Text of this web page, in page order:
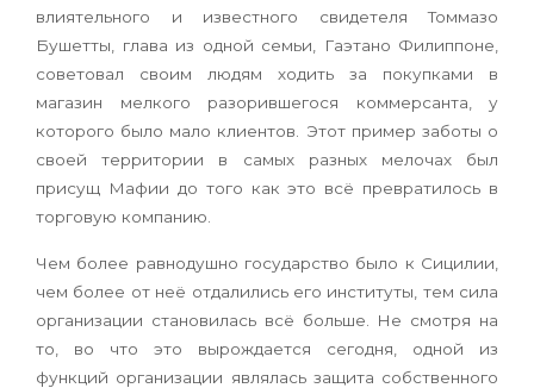
влиятельного и известного свидетеля Томмазо
Бушетты, глава из одной семьи, Гаэтано Филиппоне,
советовал своим людям ходить за покупками в
магазин мелкого разорившегося коммерсанта, у
которого было мало клиентов. Этот пример заботы о
своей территории в самых разных мелочах был
присущ Мафии до того как это всё превратилось в
торговую компанию.
Чем более равнодушно государство было к Сицилии,
чем более от неё отдалились его институты, тем сила
организации становилась всё больше. Не смотря на
то, во что это вырождается сегодня, одной из
функций организации являлась защита собственного